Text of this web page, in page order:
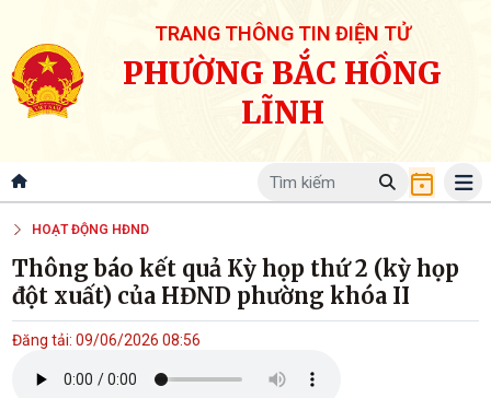
TRANG THÔNG TIN ĐIỆN TỬ
PHƯỜNG BẮC HỒNG
LĨNH
HOẠT ĐỘNG HĐND
Thông báo kết quả Kỳ họp thứ 2 (kỳ họp
đột xuất) của HĐND phường khóa II
Đăng tải: 09/06/2026 08:56